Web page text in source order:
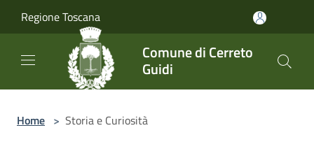
Regione Toscana
Comune di Cerreto
Guidi
Home > Storia e Curiosità